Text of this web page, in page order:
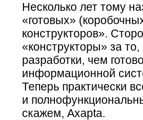
Несколько лет тому
«готовых»
конструкторов».
«конструкторы» за
разработки, чем
информационной
Теперь практически
и
скажем, Axapta.